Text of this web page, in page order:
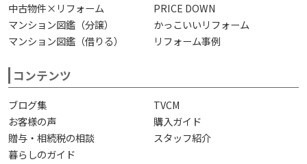
中古物件×リフォーム
PRICE DOWN
マンション図鑑（分譲）
かっこいいリフォーム
マンション図鑑（借りる）
リフォーム事例
コンテンツ
ブログ集
TVCM
お客様の声
購入ガイド
贈与・相続税の相談
スタッフ紹介
暮らしのガイド